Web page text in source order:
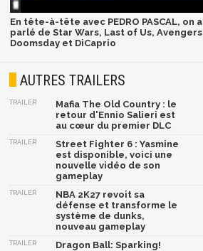
En tête-à-tête avec PEDRO PASCAL, on a
parlé de Star Wars, Last of Us, Avengers
Doomsday et DiCaprio
AUTRES TRAILERS
TRAILER
Mafia The Old Country : le
retour d'Ennio Salieri est
au cœur du premier DLC
TRAILER
Street Fighter 6 : Yasmine
est disponible, voici une
nouvelle vidéo de son
gameplay
TRAILER
NBA 2K27 revoit sa
défense et transforme le
système de dunks,
nouveau gameplay
TRAILER
Dragon Ball: Sparking!